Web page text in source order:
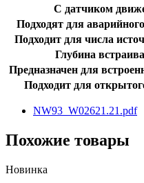
С датчиком
Подходят для
Подходит для числа
Глубина
Предназначен для
Подходит для
NW93_W02621.21.pdf
Похожие товары
Новинка